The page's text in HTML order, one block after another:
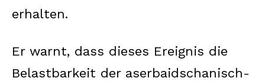
erhalten.
Er warnt, dass dieses Ereignis die
Belastbarkeit der aserbaidschanisch-